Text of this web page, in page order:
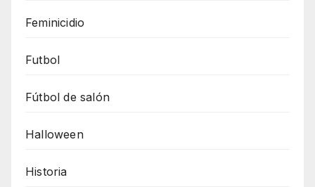
Feminicidio
Futbol
Fútbol de salón
Halloween
Historia